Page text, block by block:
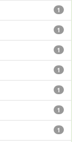
1
1
1
1
1
1
1